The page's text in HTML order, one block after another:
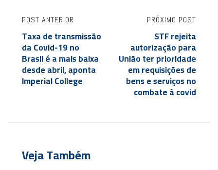
POST ANTERIOR
Taxa de transmissão
da Covid-19 no
Brasil é a mais baixa
desde abril, aponta
Imperial College
PRÓXIMO POST
STF rejeita
autorização para
União ter prioridade
em requisições de
bens e serviços no
combate à covid
Veja Também